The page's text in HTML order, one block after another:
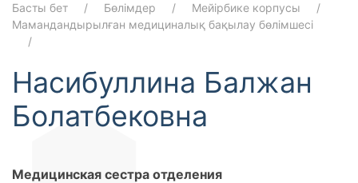
Басты бет Бөлімдер
Мейірбике корпусы
Мамандандырылған медициналық бақылау бөлімшесі
Насибуллина Балжан
Болатбековна
Медицинская сестра отделения